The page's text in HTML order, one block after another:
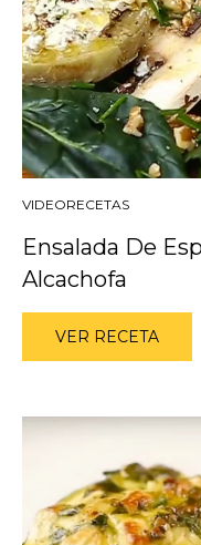
VIDEORECETAS
Ensalada De
Alcachofa
VER RECETA